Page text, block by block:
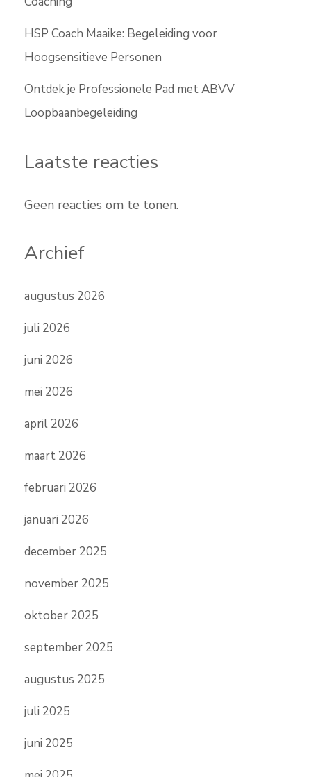
HSP Coach Maaike: Begeleiding voor
Hoogsensitieve Personen
Ontdek je Professionele Pad met ABVV
Loopbaanbegeleiding
Laatste reacties
Geen reacties om te tonen.
Archief
augustus 2026
juli 2026
juni 2026
mei 2026
april 2026
maart 2026
februari 2026
januari 2026
december 2025
november 2025
oktober 2025
september 2025
augustus 2025
juli 2025
juni 2025